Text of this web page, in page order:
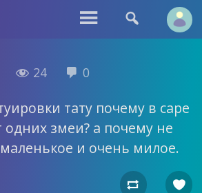
 
 24  0
тату почему в саре
одних змеи? а почему не
маленькое и очень милое.
 